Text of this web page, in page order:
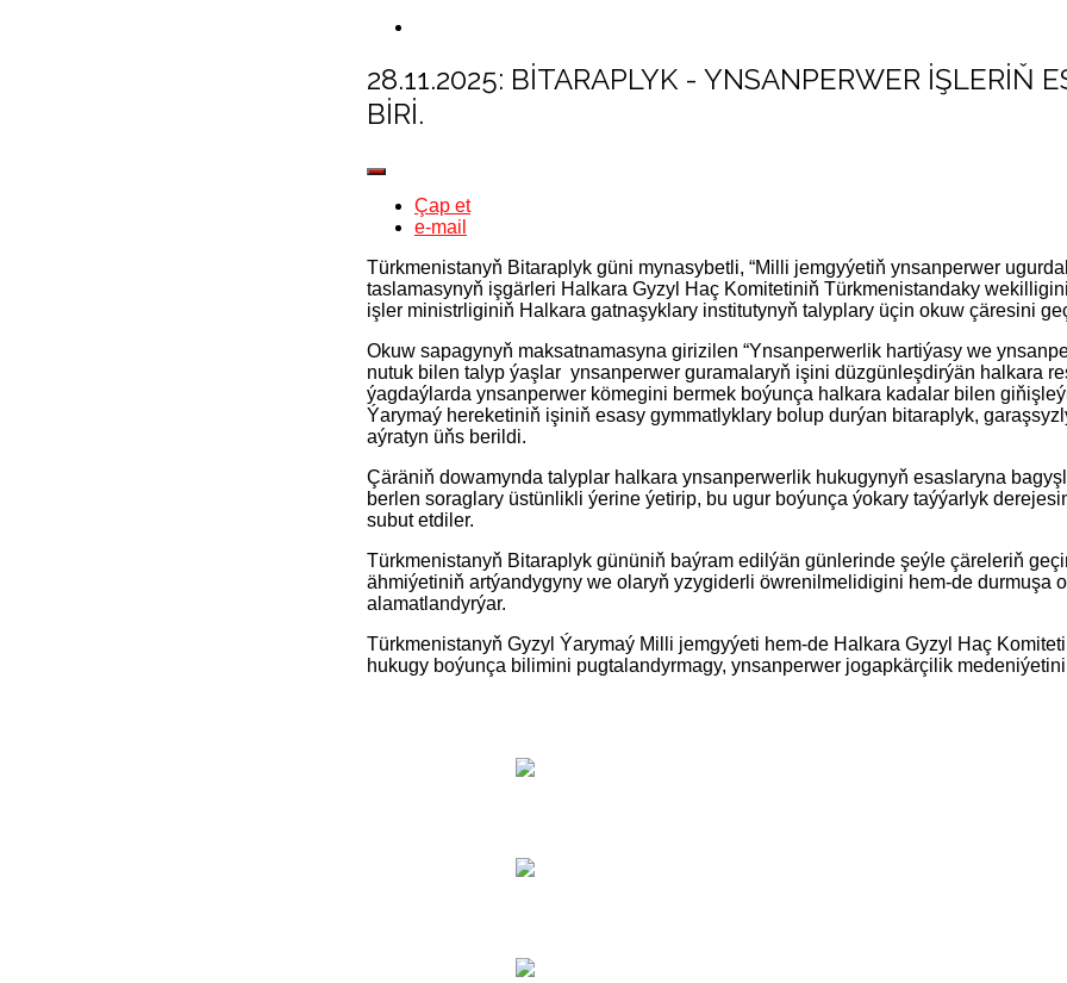
28.11.2025: BITARAPLYK - YNSANPERWER IŞLERIŇ
BIRI.
Çap et
e-mail
Türkmenistanyň Bitaraplyk güni mynasybetli, “Milli jemgyýetiň ynsanperwer
taslamasynyň işgärleri Halkara Gyzyl Haç Komitetiniň Türkmenistandaky
işler ministrliginiň Halkara gatnaşyklary institutynyň talyplary üçin okuw çäresini
Okuw sapagynyň maksatnamasyna girizilen “Ynsanperwerlik hartiýasy we
nutuk bilen talyp ýaşlar ynsanperwer guramalaryň işini düzgünleşdirýän halkara
ýagdaýlarda ynsanperwer kömegini bermek boýunça halkara kadalar bilen
Ýarymaý hereketiniň işiniň esasy gymmatlyklary bolup durýan bitaraplyk,
aýratyn üňs berildi.
Çäräniň dowamynda talyplar halkara ynsanperwerlik hukugynyň esaslaryna
berlen soraglary üstünlikli ýerine ýetirip, bu ugur boýunça ýokary taýýarlyk
subut etdiler.
Türkmenistanyň Bitaraplyk gününiň baýram edilýän günlerinde şeýle çäreleriň
ähmiýetiniň artýandygyny we olaryň yzygiderli öwrenilmelidigini hem-de durmuşa
alamatlandyrýar.
Türkmenistanyň Gyzyl Ýarymaý Milli jemgyýeti hem-de Halkara Gyzyl Haç
hukugy boýunça bilimini pugtalandyrmagy, ynsanperwer jogapkärçilik